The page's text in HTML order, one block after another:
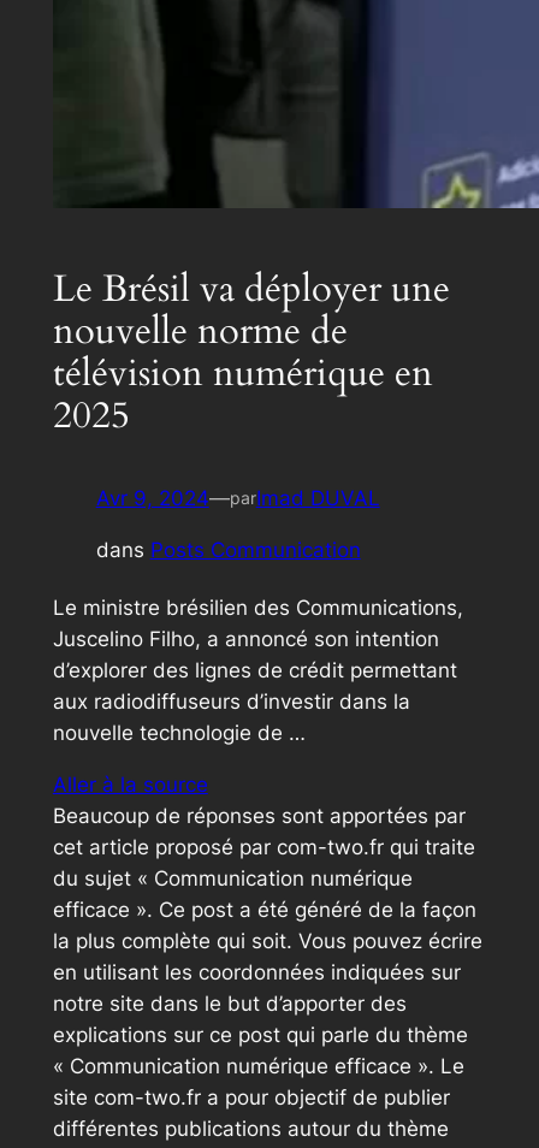
Le Brésil va déployer une
nouvelle norme de
télévision numérique en
2025
Avr 9, 2024—parImad DUVAL
dans Posts Communication
Le ministre brésilien des Communications,
Juscelino Filho, a annoncé son intention
d’explorer des lignes de crédit permettant
aux radiodiffuseurs d’investir dans la
nouvelle technologie de …
Aller à la source
Beaucoup de réponses sont apportées par
cet article proposé par com-two.fr qui traite
du sujet « Communication numérique
efficace ». Ce post a été généré de la façon
la plus complète qui soit. Vous pouvez écrire
en utilisant les coordonnées indiquées sur
notre site dans le but d’apporter des
explications sur ce post qui parle du thème
« Communication numérique efficace ». Le
site com-two.fr a pour objectif de publier
différentes publications autour du thème